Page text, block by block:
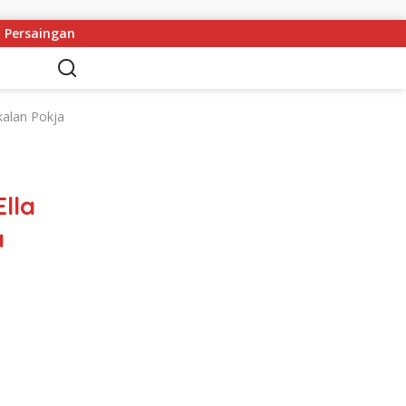
Terbuka
Pokja